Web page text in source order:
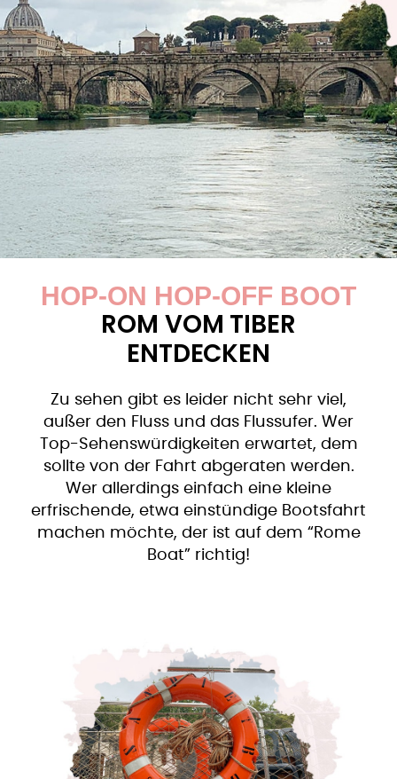
HOP-ON HOP-OFF BOOT
ROM VOM TIBER
ENTDECKEN
Zu sehen gibt es leider nicht sehr viel,
außer den Fluss und das Flussufer. Wer
Top-Sehenswürdigkeiten erwartet, dem
sollte von der Fahrt abgeraten werden.
Wer allerdings einfach eine kleine
erfrischende, etwa einstündige Bootsfahrt
machen möchte, der ist auf dem “Rome
Boat” richtig!